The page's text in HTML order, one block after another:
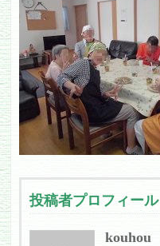
投稿者プロフィール
kouhou